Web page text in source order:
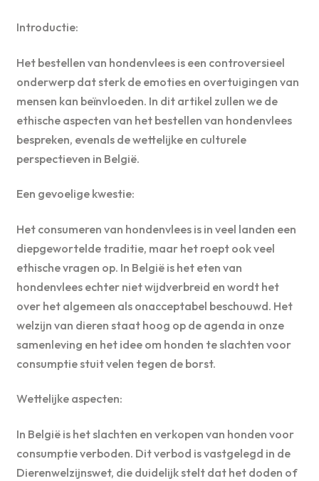
Introductie:
Het bestellen van hondenvlees is een controversieel
onderwerp dat sterk de emoties en overtuigingen van
mensen kan beïnvloeden. In dit artikel zullen we de
ethische aspecten van het bestellen van hondenvlees
bespreken, evenals de wettelijke en culturele
perspectieven in België.
Een gevoelige kwestie:
Het consumeren van hondenvlees is in veel landen een
diepgewortelde traditie, maar het roept ook veel
ethische vragen op. In België is het eten van
hondenvlees echter niet wijdverbreid en wordt het
over het algemeen als onacceptabel beschouwd. Het
welzijn van dieren staat hoog op de agenda in onze
samenleving en het idee om honden te slachten voor
consumptie stuit velen tegen de borst.
Wettelijke aspecten:
In België is het slachten en verkopen van honden voor
consumptie verboden. Dit verbod is vastgelegd in de
Dierenwelzijnswet, die duidelijk stelt dat het doden of